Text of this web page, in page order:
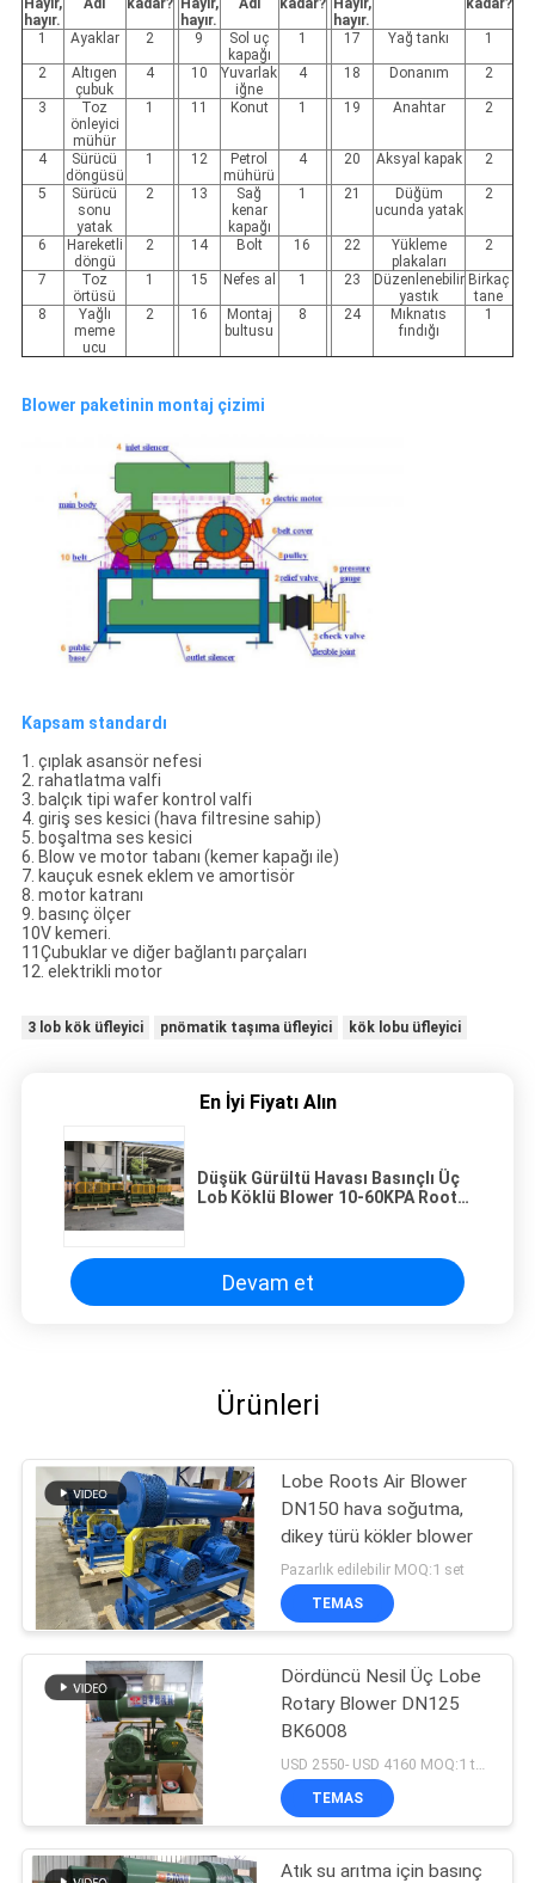
Hayır,
hayır.
Adı kadar? Hayır,
hayır.
Adı kadar? Hayır,
hayır.
kadar?
1 Ayaklar 2 9
Sol uç
kapağı
1 17 Yağ tankı 1
2
Altıgen
çubuk
4 10
Yuvarlak
iğne
4 18 Donanım 2
3
Toz
önleyici
mühür
1 11 Konut 1 19 Anahtar 2
4
Sürücü
döngüsü
1 12
Petrol
mühürü
4 20 Aksyal kapak 2
5
Sürücü
sonu
yatak
2 13
Sağ
kenar
kapağı
1 21
Düğüm
ucunda yatak
2
6
Hareketli
döngü
2 14 Bolt 16 22
Yükleme
plakaları
2
7
Toz
örtüsü
1 15 Nefes al 1 23
Düzenlenebilir
yastık
Birkaç
tane
8
Yağlı
meme
ucu
2 16
Montaj
bultusu
8 24
Mıknatıs
fındığı
1
Blower paketinin montaj çizimi
Kapsam standardı
1. çıplak asansör nefesi
2. rahatlatma valfi
3. balçık tipi wafer kontrol valfi
4. giriş ses kesici (hava filtresine sahip)
5. boşaltma ses kesici
6. Blow ve motor tabanı (kemer kapağı ile)
7. kauçuk esnek eklem ve amortisör
8. motor katranı
9. basınç ölçer
10V kemeri.
11Çubuklar ve diğer bağlantı parçaları
12. elektrikli motor
3 lob kök üfleyici pnömatik taşıma üfleyici kök lobu üfleyici
En İyi Fiyatı Alın
Düşük Gürültü Havası Basınçlı Üç
Lob Köklü Blower 10-60KPA Roots
Devam et
Ürünleri
Lobe Roots Air Blower
DN150 hava soğutma,
dikey türü kökler blower
Pazarlık edilebilir MOQ:1 set
TEMAS
Dördüncü Nesil Üç Lobe
Rotary Blower DN125
BK6008
TEMAS
Atık su arıtma için basınç